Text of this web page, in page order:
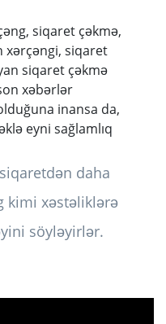
inansa da,
eyni sağlamlıq
daha
kimi xəstəliklərə
söyləyirlər.